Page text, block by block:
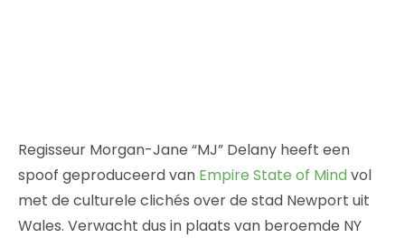
Regisseur Morgan-Jane “MJ” Delany heeft een
spoof geproduceerd van Empire State of Mind vol
met de culturele clichés over de stad Newport uit
Wales. Verwacht dus in plaats van beroemde NY